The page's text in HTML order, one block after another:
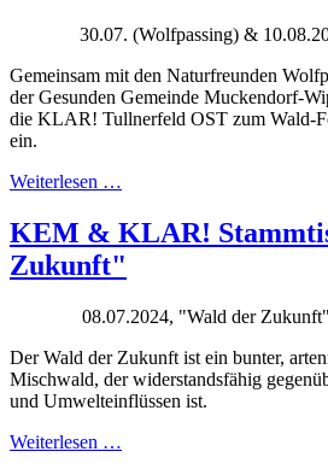
30.07. (Wolfpassing) &
Gemeinsam mit den Naturfreunden
der Gesunden Gemeinde Muckendorf-
die KLAR! Tullnerfeld OST zum Wald-
ein.
Weiterlesen …
KEM & KLAR!
Zukunft"
08.07.2024, "Wald der
Der Wald der Zukunft ist ein bunter,
Mischwald, der widerstandsfähig
und Umwelteinflüssen ist.
Weiterlesen …